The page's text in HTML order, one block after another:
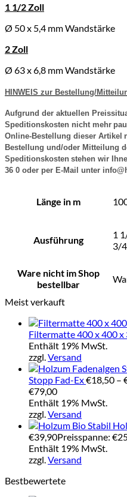
1 1/2 Zoll
Ø 50 x 5,4 mm Wandstärke
2 Zoll
Ø 63 x 6,8 mm Wandstärke
HINWEIS zur Bestellung/
Aufgrund der aktuellen
Speditionskosten nicht mehr
Online-Bestellung dieser Artikel
Bestellung und/oder Mitteilung
Speditionskosten stehen wir
36 0 oder per E-Mail unter
Länge in m
Ausführung
1
3/
Ware nicht im Shop
bestellbar
Meist verkauft
Filtermatte 400 x 400
Enthält 19% MwSt.
zzgl.Versand
Stopp Fad-Ex€18,50 –
€79,00
Enthält 19% MwSt.
zzgl.Versand
€39,90Preisspanne:
Enthält 19% MwSt.
zzgl.Versand
Bestbewertete